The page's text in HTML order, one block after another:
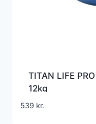
TITAN LIFE
12kg
539 kr.